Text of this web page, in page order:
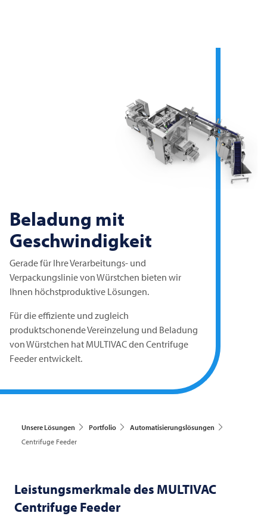
Beladung mit
Geschwindigkeit
Gerade für Ihre Verarbeitungs- und
Verpackungslinie von Würstchen bieten wir
Ihnen höchstproduktive Lösungen.
Für die effiziente und zugleich
produktschonende Vereinzelung und Beladung
von Würstchen hat MULTIVACden Centrifuge
Feeder entwickelt.
Unsere Lösungen Portfolio
Automatisierungslösungen
Centrifuge Feeder
Leistungsmerkmale des MULTIVAC
Centrifuge Feeder